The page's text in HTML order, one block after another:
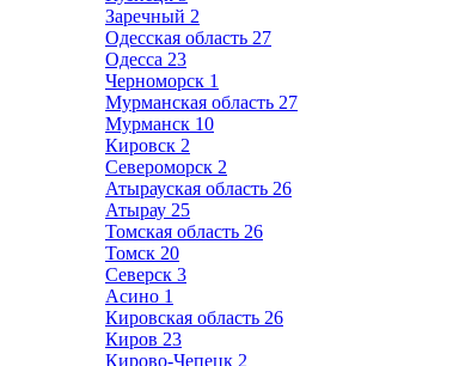
Заречный 2
Одесская область 27
Одесса 23
Черноморск 1
Мурманская область 27
Мурманск 10
Кировск 2
Североморск 2
Атырауская область 26
Атырау 25
Томская область 26
Томск 20
Северск 3
Асино 1
Кировская область 26
Киров 23
Кирово-Чепецк 2